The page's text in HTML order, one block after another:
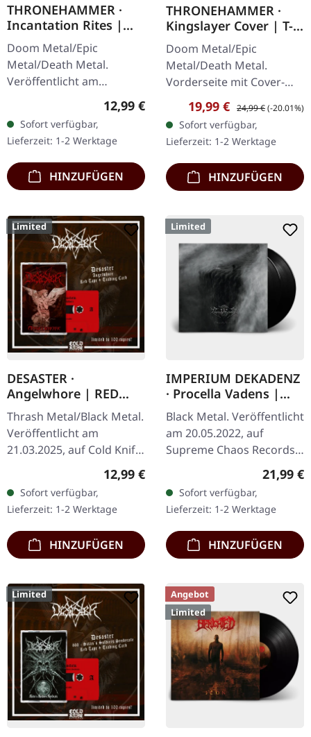
THRONEHAMMER ·
Incantation Rites |
JEWELCASE CD
Doom Metal/Epic
Metal/Death Metal.
Veröffentlicht am
15.03.2024, auf Supreme
Chaos Records. Neue
Version als CD im
Jewelcase mit 8-seitigem
Booklet.…
Regulärer Preis:
12,99 €
Sofort verfügbar,
Lieferzeit: 1-2 Werktage
HINZUFÜGEN
THRONEHAMMER ·
Kingslayer Cover | T-
SHIRT
Doom Metal/Epic
Metal/Death Metal.
Vorderseite mit Cover-
und Logo-Artwork,
Rückseite mit Sigil. Gildan
Heavy Cotton 100%
Baumwolle
Verkaufspreis:
19,99 € Regulärer Preis:
24,99 €(-20.01%)
Sofort verfügbar,
Lieferzeit: 1-2 Werktage
HINZUFÜGEN
Limited
DESASTER ·
Angelwhore | RED
TAPE
Thrash Metal/Black Metal.
Veröffentlicht am
21.03.2025, auf Cold Knife
Records. Rote Kassette
mit schwarzem Aufdruck
in klarer Norelco-Box mit
einem…
Regulärer Preis:
12,99 €
Sofort verfügbar,
Lieferzeit: 1-2 Werktage
HINZUFÜGEN
Limited
IMPERIUM DEKADENZ
· Procella Vadens |
BLACK 2LP
Black Metal. Veröffentlicht
am 20.05.2022, auf
Supreme Chaos Records.
Schwarzes Doppel-Vinyl
im Gatefold-Cover mit
bedrucktem Insert und
Druck auf…
21,99 €
Sofort verfügbar,
Lieferzeit: 1-2 Werktage
HINZUFÜGEN
Limited
Angebot
Limited